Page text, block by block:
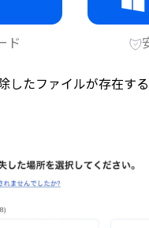
ド
したファイルが存在す